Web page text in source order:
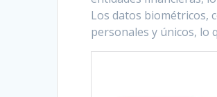
Los datos biométricos,
personales y únicos, lo